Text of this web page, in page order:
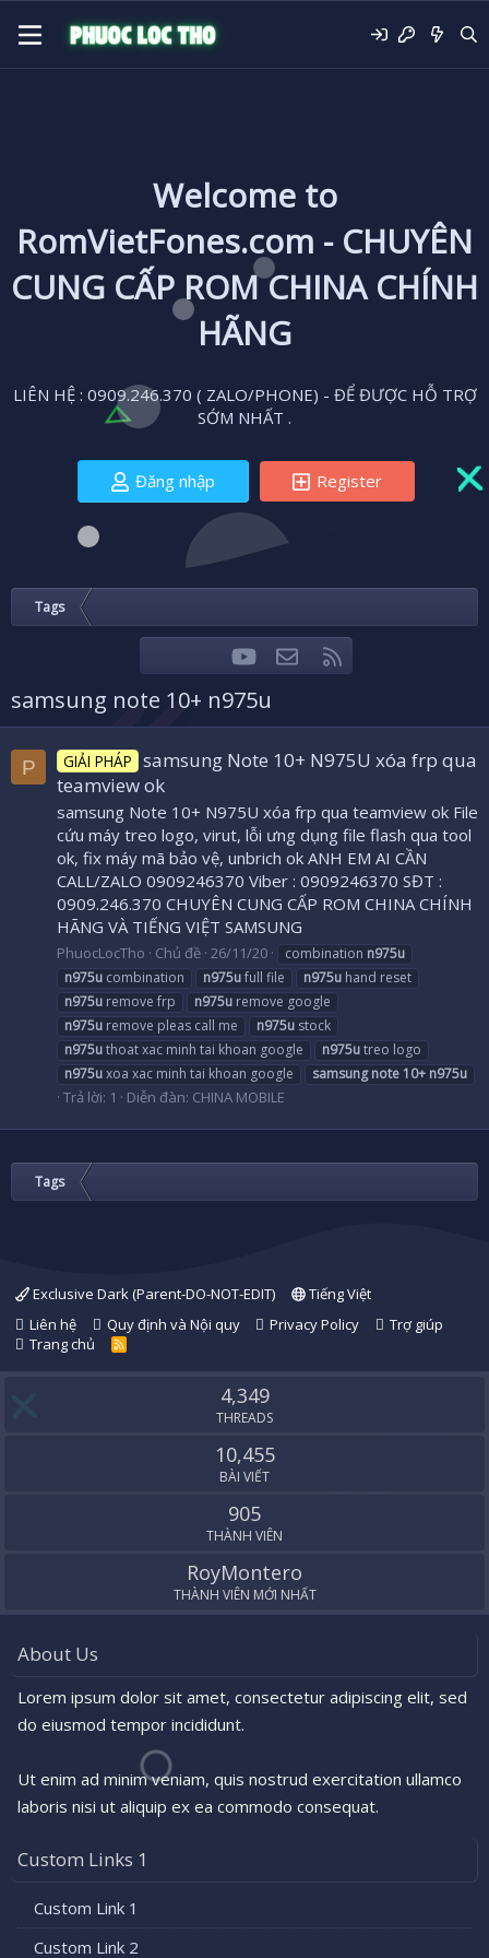
Welcome to
RomVietFones.com - CHUYÊN
CUNG CẤP ROM CHINA CHÍNH
HÃNG
LIÊN HỆ : 0909.246.370 ( ZALO/PHONE) - ĐỂ ĐƯỢC HỖ TRỢ
SỚM NHẤT .
Đăng nhập Register
Tags
FacebookTwitteryoutubeLiên hệ
samsung note 10+ n975u
P GIẢI PHÁP samsung Note 10+ N975U xóa frp qua
teamview ok
samsung Note 10+ N975U xóa frp qua teamview ok File
cứu máy treo logo, virut, lỗi ưng dụng file flash qua tool
ok, fix máy mã bảo vệ, unbrich ok ANH EM AI CẦN
CALL/ZALO 0909246370 Viber : 0909246370 SĐT :
0909.246.370 CHUYÊN CUNG CẤP ROM CHINA CHÍNH
HÃNG VÀ TIẾNG VIỆT SAMSUNG
PhuocLocTho Chủ đề 26/11/20 combination n975u
n975u combination n975ufull file n975u hand reset
n975u remove frp n975u remove google
n975u remove pleas call me n975u stock
n975uthoat xac minh tai khoan google n975utreo logo
n975uxoa xac minh tai khoan google samsung note 10+ n975u
Trả lời: 1 Diễn đàn: CHINA MOBILE
Tags
Exclusive Dark (Parent-DO-NOT-EDIT)
Tiếng Việt
Liên hệ
Quy định và Nội quy Privacy Policy
Trợ giúp
Trang chủ
R
S
4,349
THREADS
10,455
BÀI VIẾT
905
THÀNH VIÊN
RoyMontero
THÀNH VIÊN MỚI NHẤT
About Us
Lorem ipsum dolor sit amet, consectetur adipiscing elit, sed
do eiusmod tempor incididunt.
Ut enim ad minim veniam, quis nostrud exercitation ullamco
laboris nisi ut aliquip ex ea commodo consequat.
Custom Links 1
Custom Link 1
Custom Link 2